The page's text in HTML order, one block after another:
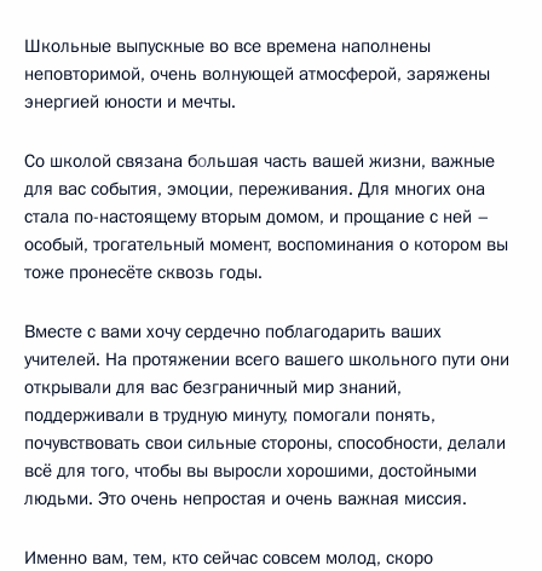
Школьные выпускные во все времена наполнены
неповторимой, очень волнующей атмосферой, заряжены
энергией юности и мечты.
Со школой связана большая часть вашей жизни, важные
для вас события, эмоции, переживания. Для многих она
стала по-настоящему вторым домом, и прощание с ней –
особый, трогательный момент, воспоминания о котором вы
тоже пронесёте сквозь годы.
Вместе с вами хочу сердечно поблагодарить ваших
учителей. На протяжении всего вашего школьного пути они
открывали для вас безграничный мир знаний,
поддерживали в трудную минуту, помогали понять,
почувствовать свои сильные стороны, способности, делали
всё для того, чтобы вы выросли хорошими, достойными
людьми. Это очень непростая и очень важная миссия.
Именно вам, тем, кто сейчас совсем молод, скоро